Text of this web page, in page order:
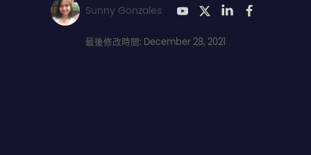
Sunny Gonzales
最後修改時間: December 28, 2021